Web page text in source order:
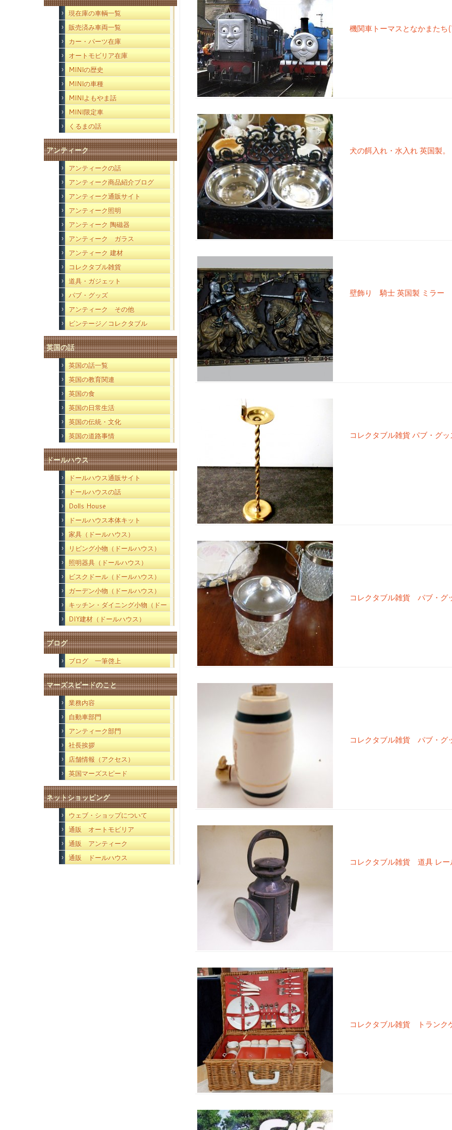
現在庫の車輌一覧
販売済み車両一覧
カー・パーツ在庫
オートモビリア在庫
MINIの歴史
MINIの車種
MINIよもやま話
MINI限定車
くるまの話
アンティーク
アンティークの話
アンティーク商品紹介ブログ
アンティーク通販サイト
アンティーク照明
アンティーク 陶磁器
アンティーク ガラス
アンティーク 建材
コレクタブル雑貨
道具・ガジェット
パブ・グッズ
アンティーク その他
ビンテージ／コレクタブル
英国の話
英国の話一覧
英国の教育関連
英国の食
英国の日常生活
英国の伝統・文化
英国の道路事情
ドールハウス
ドールハウス通販サイト
ドールハウスの話
Dolls House
ドールハウス本体キット
家具（ドールハウス）
リビング小物（ドールハウス）
照明器具（ドールハウス）
ビスクドール（ドールハウス）
ガーデン小物（ドールハウス）
キッチン・ダイニング小物（ドー
ルハウス）
DIY建材（ドールハウス）
ブログ
ブログ 一筆啓上
マーズスピードのこと
業務内容
自動車部門
アンティーク部門
社長挨拶
店舗情報（アクセス）
英国マーズスピード
ネットショッピング
ウェブ・ショップについて
通販 オートモビリア
通販 アンティーク
通販 ドールハウス
機関車トーマスとなかまた
犬の餌入れ・水入れ 英国製
壁飾り 騎士 英国製 ミラ
コレクタブル雑貨 パブ・グ
コレクタブル雑貨 パブ・グ
コレクタブル雑貨 パブ・グ
コレクタブル雑貨 道具 レ
コレクタブル雑貨 トランク